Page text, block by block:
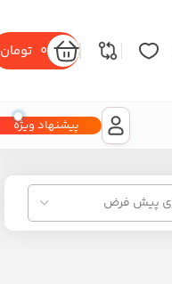
0 تومان
پیشنهاد ویژه